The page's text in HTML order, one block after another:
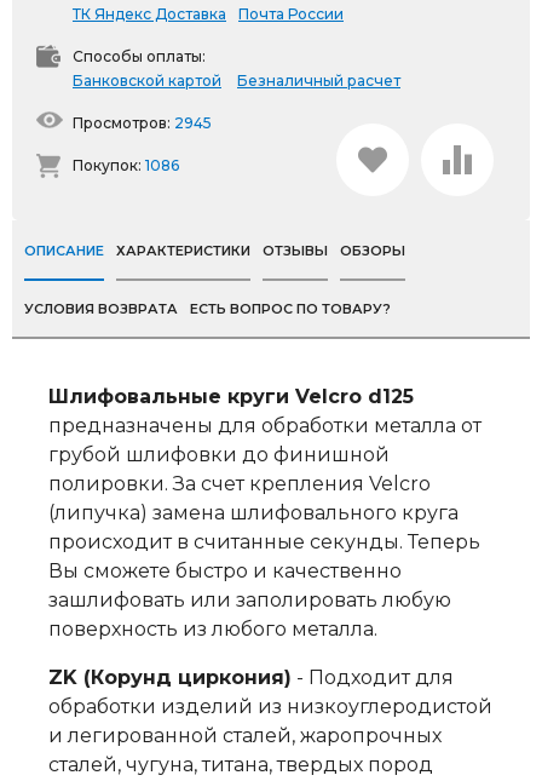
ТК Яндекс Доставка
Почта России
Способы оплаты:
Банковской картой
Безналичный расчет
Просмотров: 2945
Покупок: 1086
ОПИСАНИЕ ХАРАКТЕРИСТИКИ ОТЗЫВЫ ОБЗОРЫ
УСЛОВИЯ ВОЗВРАТА ЕСТЬ ВОПРОС ПО ТОВАРУ?
Шлифовальные круги Velcro d125
предназначены для обработки металла от
грубой шлифовки до финишной
полировки. За счет крепления Velcro
(липучка) замена шлифовального круга
происходит в считанные секунды. Теперь
Вы сможете быстро и качественно
зашлифовать или заполировать любую
поверхность из любого металла.
ZK (Корунд циркония) - Подходит для
обработки изделий из низкоуглеродистой
и легированной сталей, жаропрочных
сталей, чугуна, титана, твердых пород